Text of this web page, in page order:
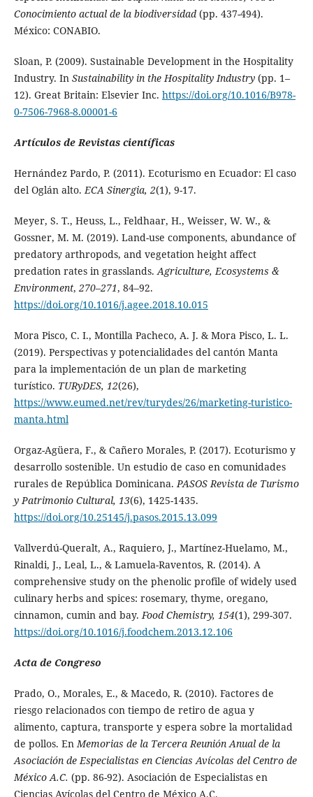
Conocimiento actual de la biodiversidad(pp. 437-494).
México: CONABIO.
Sloan, P. (2009). Sustainable Development in the Hospitality
Industry. In Sustainability in the Hospitality Industry(pp. 1–
12). Great Britain: Elsevier Inc. https://doi.org/10.1016/B978-
0-7506-7968-8.00001-6
Artículos de Revistas científicas
Hernández Pardo, P. (2011). Ecoturismo en Ecuador: El caso
del Oglán alto.ECA Sinergia, 2(1), 9-17.
Meyer, S. T., Heuss, L., Feldhaar, H., Weisser, W. W., &
Gossner, M. M. (2019). Land-use components, abundance of
predatory arthropods, and vegetation height affect
predation rates in grasslands.Agriculture, Ecosystems &
Environment, 270–271, 84–92.
https://doi.org/10.1016/j.agee.2018.10.015
Mora Pisco, C. I., Montilla Pacheco, A. J. & Mora Pisco, L. L.
(2019). Perspectivas y potencialidades del cantón Manta
para la implementación de un plan de marketing
turístico. TURyDES, 12(26),
https://www.eumed.net/rev/turydes/26/marketing-turistico-
manta.html
Orgaz-Agüera, F., & Cañero Morales, P. (2017). Ecoturismo y
desarrollo sostenible. Un estudio de caso en comunidades
rurales de República Dominicana.PASOS Revista de Turismo
y Patrimonio Cultural, 13(6), 1425-1435.
https://doi.org/10.25145/j.pasos.2015.13.099
Vallverdú-Queralt, A., Raquiero, J., Martínez-Huelamo, M.,
Rinaldi, J., Leal, L., & Lamuela-Raventos, R. (2014). A
comprehensive study on the phenolic profile of widely used
culinary herbs and spices: rosemary, thyme, oregano,
cinnamon, cumin and bay.Food Chemistry, 154(1), 299-307.
https://doi.org/10.1016/j.foodchem.2013.12.106
Acta de Congreso
Prado, O., Morales, E., & Macedo, R. (2010). Factores de
riesgo relacionados con tiempo de retiro de agua y
alimento, captura, transporte y espera sobre la mortalidad
de pollos. EnMemorias de la Tercera Reunión Anual de la
Asociación de Especialistas en Ciencias Avícolas del Centro de
México A.C. (pp. 86-92). Asociación de Especialistas en
Ciencias Avícolas del Centro de México A.C.